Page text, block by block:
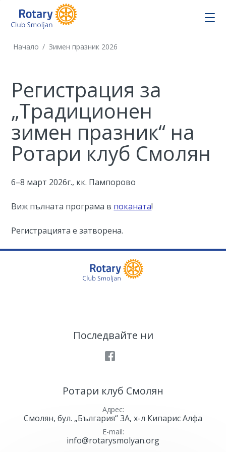
Начало / Зимен празник 2026
Регистрация за
„Традиционен
зимен празник“ на
Ротари клуб Смолян
6–8 март 2026г., кк. Пампорово
Виж пълната програма в поканата!
Регистрацията е затворена.
Ротари клуб Смолян
Адрес
Смолян, бул. „България“ 3А, х-л Кипарис Алфа
E-mail
info@rotarysmolyan.org
Последвайте ни